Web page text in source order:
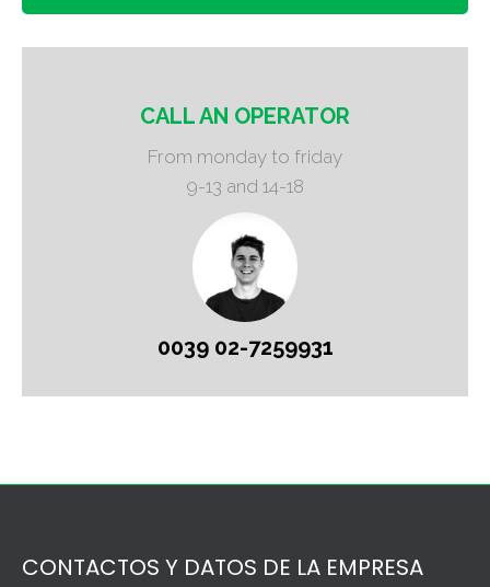
CALL AN OPERATOR
From monday to friday
9-13 and 14-18
0039 02-7259931
CONTACTOS Y DATOS DE LA EMPRESA